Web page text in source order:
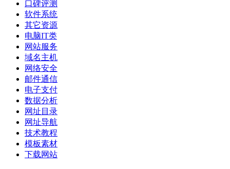
口碑评测
软件系统
其它资源
电脑IT类
网站服务
域名主机
网络安全
邮件通信
电子支付
数据分析
网址目录
网址导航
技术教程
模板素材
下载网站